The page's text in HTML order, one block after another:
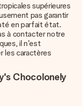
supérieures
pas garantir
en parfait état.
à contacter notre
il n'est
les caractères
Chocolonely